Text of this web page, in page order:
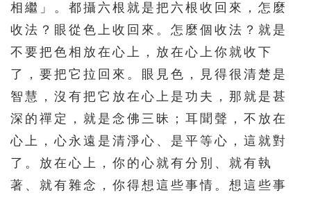
221 222 223 224 225
231 232 233 234 235
236 237 238 239 240
241 242 243 244 245
246 247 248 249 250
相繼」。都攝六根就是把六根收回來，怎麼
收法？眼從色上收回來。怎麼個收法？就是
不要把色相放在心上，放在心上你就收下
了，要把它拉回來。眼見色，見得很清楚是
智慧，沒有把它放在心上是功夫，那就是甚
深的禪定，就是念佛三昧；耳聞聲，不放在
心上，心永遠是清淨心、是平等心，這就對
了。放在心上，你的心就有分別、就有執
著、就有雜念，你得想這些事情。想這些事